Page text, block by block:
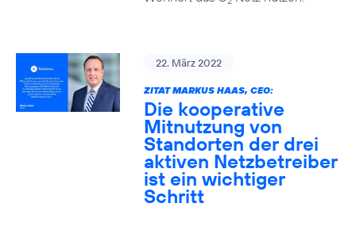
22. März 2022
ZITAT MARKUS HAAS, CEO:
Die kooperative
Mitnutzung von
Standorten der drei
aktiven Netzbetreiber
ist ein wichtiger
Schritt